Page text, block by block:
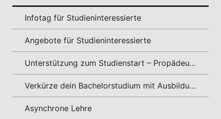
Infotag für Studieninteressierte
Angebote für Studieninteressierte
Unterstützung zum Studienstart – Propädeutikum
Verkürze dein Bachelorstudium mit Ausbildung oder Studium
Asynchrone Lehre